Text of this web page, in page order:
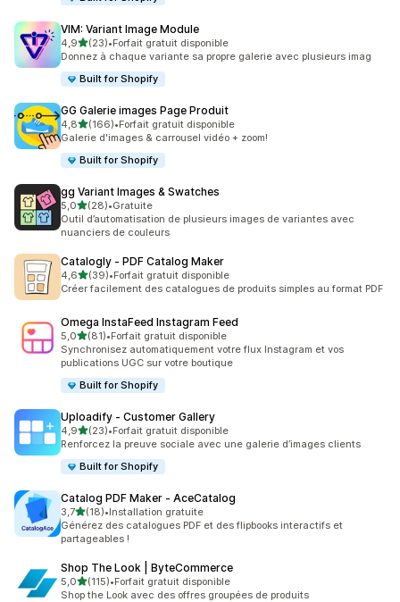
VIM: Variant Image Module
4,9étoile(s) sur 5
(23)
23 avis au total
•Forfait gratuit disponible
Donnez à chaque variante sa propre galerie avec plusieurs imag
Built for Shopify
GG Galerie images Page Produit
4,8étoile(s) sur 5
(166)
166 avis au total
•Forfait gratuit disponible
Galerie d'images & carrousel vidéo + zoom!
Built for Shopify
gg Variant Images & Swatches
5,0étoile(s) sur 5
(28)
28 avis au total
•Gratuite
Outil d’automatisation de plusieurs images de variantes avec
nuanciers de couleurs
Catalogly ‑ PDF Catalog Maker
4,6étoile(s) sur 5
(39)
39 avis au total
•Forfait gratuit disponible
Créer facilement des catalogues de produits simples au format PDF
Omega InstaFeed Instagram Feed
5,0étoile(s) sur 5
(81)
81 avis au total
•Forfait gratuit disponible
Synchronisez automatiquement votre flux Instagram et vos
publications UGC sur votre boutique
Built for Shopify
Uploadify ‑ Customer Gallery
4,9étoile(s) sur 5
(23)
23 avis au total
•Forfait gratuit disponible
Renforcez la preuve sociale avec une galerie d’images clients
Built for Shopify
Catalog PDF Maker ‑ AceCatalog
3,7étoile(s) sur 5
(18)
18 avis au total
•Installation gratuite
Générez des catalogues PDF et des flipbooks interactifs et
partageables !
Shop The Look | ByteCommerce
5,0étoile(s) sur 5
(115)
115 avis au total
•Forfait gratuit disponible
Shop the Look avec des offres groupées de produits